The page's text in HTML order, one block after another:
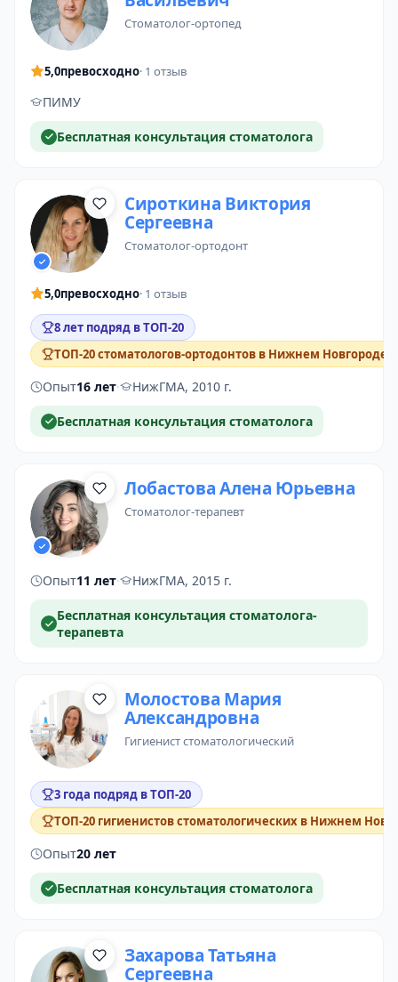
стоматолог-ортопед
5,0превосходно· 1 отзыв
ПИМУ
Бесплатная консультация стоматолога
Сироткина Виктория
Сергеевна
стоматолог-ортодонт
5,0превосходно· 1 отзыв
8 лет подряд в ТОП-20
ТОП-20 стоматологов-ортодонтов в Нижнем Новгороде
Опыт16 лет· НижГМА, 2010 г.
Бесплатная консультация стоматолога
Лобастова Алена Юрьевна
стоматолог-терапевт
Опыт11 лет· НижГМА, 2015 г.
Бесплатная консультация стоматолога-
терапевта
Молостова Мария
Александровна
гигиенист стоматологический
3 года подряд в ТОП-20
ТОП-20 гигиенистов стоматологических в Нижнем
Опыт20 лет
Бесплатная консультация стоматолога
Захарова Татьяна
Сергеевна